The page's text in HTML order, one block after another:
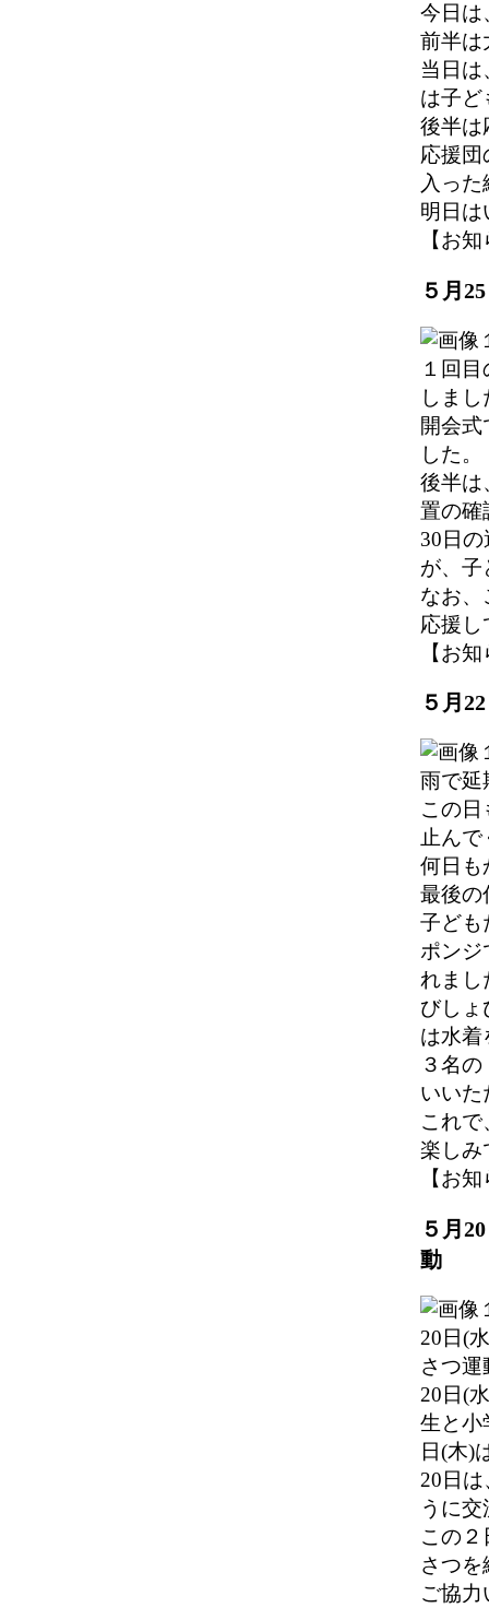
今日は
前半は
当日は
は子ど
後半は
応援団
入っ
明日は
【お
５月
１回
しまし
開会式
した。
後半は
置の確
30日
が、子
なお、
応援し
【お
５月
雨で延
この
止ん
何日も
最後の
子ども
ポンジ
れまし
びしょ
は水着
３名
いいた
これ
楽しみ
【お
５月
動
20日(
さつ
20日(
生と小
日(木)
20日
うに
この
さつ
ご協